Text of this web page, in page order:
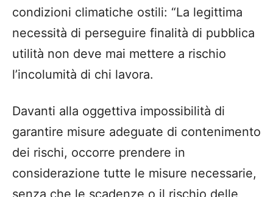
condizioni climatiche ostili: “La legittima
necessità di perseguire finalità di pubblica
utilità non deve mai mettere a rischio
l’incolumità di chi lavora.
Davanti alla oggettiva impossibilità di
garantire misure adeguate di contenimento
dei rischi, occorre prendere in
considerazione tutte le misure necessarie,
senza che le scadenze o il rischio delle